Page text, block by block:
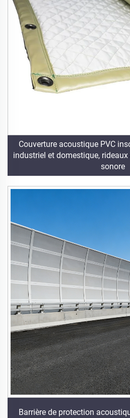
Couverture acoustique PVC
industriel et domestique,
sonore
Barrière de protection